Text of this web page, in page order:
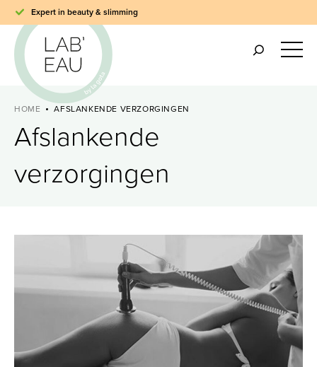
Expert in beauty & slimming
HOME AFSLANKENDE VERZORGINGEN
Afslankende
verzorgingen